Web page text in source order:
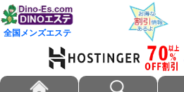
全国メンズエステ